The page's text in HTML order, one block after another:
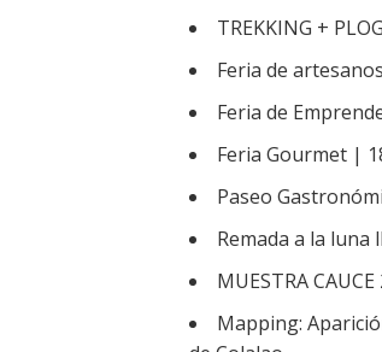
TREKKING +
Feria de
Feria de
Feria Gourmet |
Paseo
Remada a la luna
MUESTRA
Mapping: